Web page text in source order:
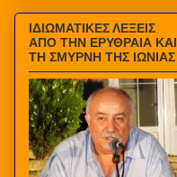
ΙΔΙΩΜΑΤΙΚΕΣ ΛΕΞΕΙΣ
ΑΠΟ ΤΗΝ ΕΡΥΘΡΑΙΑ ΚΑΙ
ΤΗ ΣΜΥΡΝΗ ΤΗΣ ΙΩΝΙΑΣ